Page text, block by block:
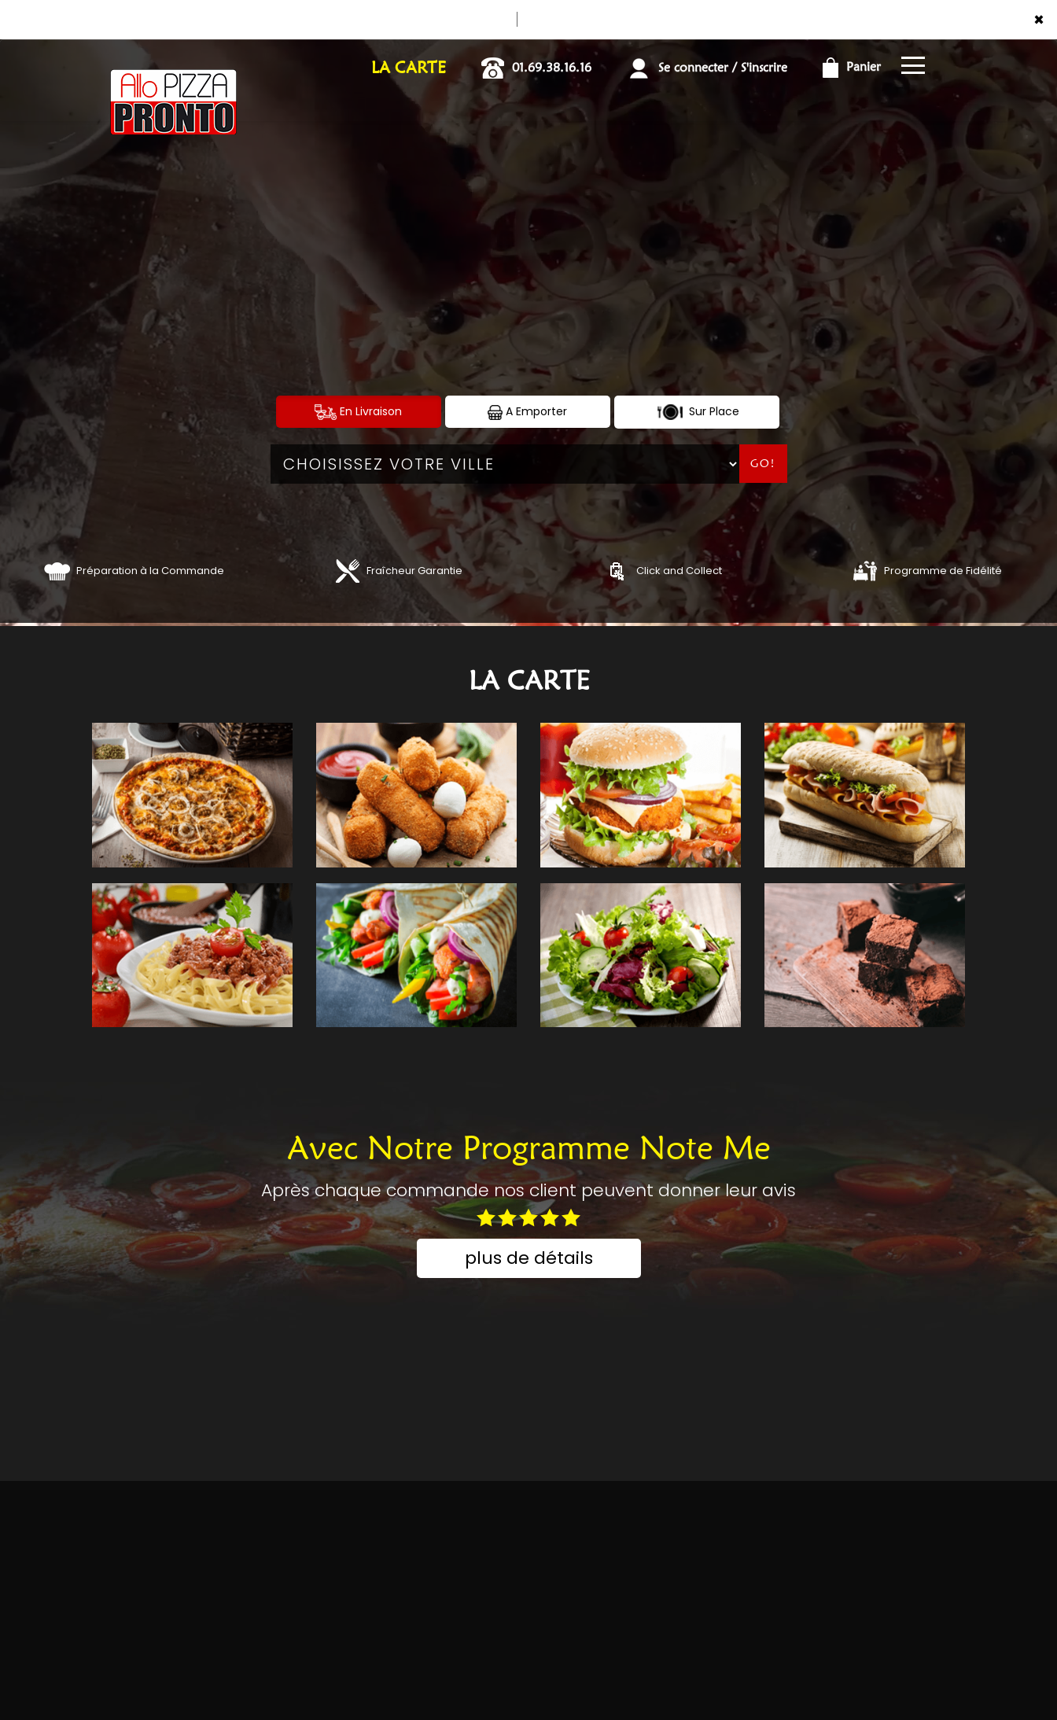
×
LA CARTE 01.69.38.16.16 Se connecter / S'inscrire Panier
×
En Livraison A Emporter Sur Place
GO!
Préparation à la Commande Fraîcheur Garantie Click and Collect Programme de Fidélité
LA CARTE
PIZZAS TEX MEX BURGERS PANINIS
PÂTES
COMMANDER
FAJITAS
COMMANDER
SALADES
COMMANDER
Avec Notre Programme Note Me
Après chaque commande nos client peuvent donner leur avis
plus de détails